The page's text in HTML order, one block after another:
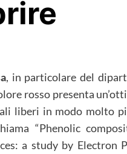
, in particolare del
rosso presenta
liberi in modo molto
“Phenolic
a study by Electron